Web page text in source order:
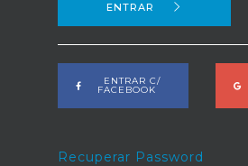
ENTRAR
ENTRAR C/
FACEBOOK
Recuperar Password